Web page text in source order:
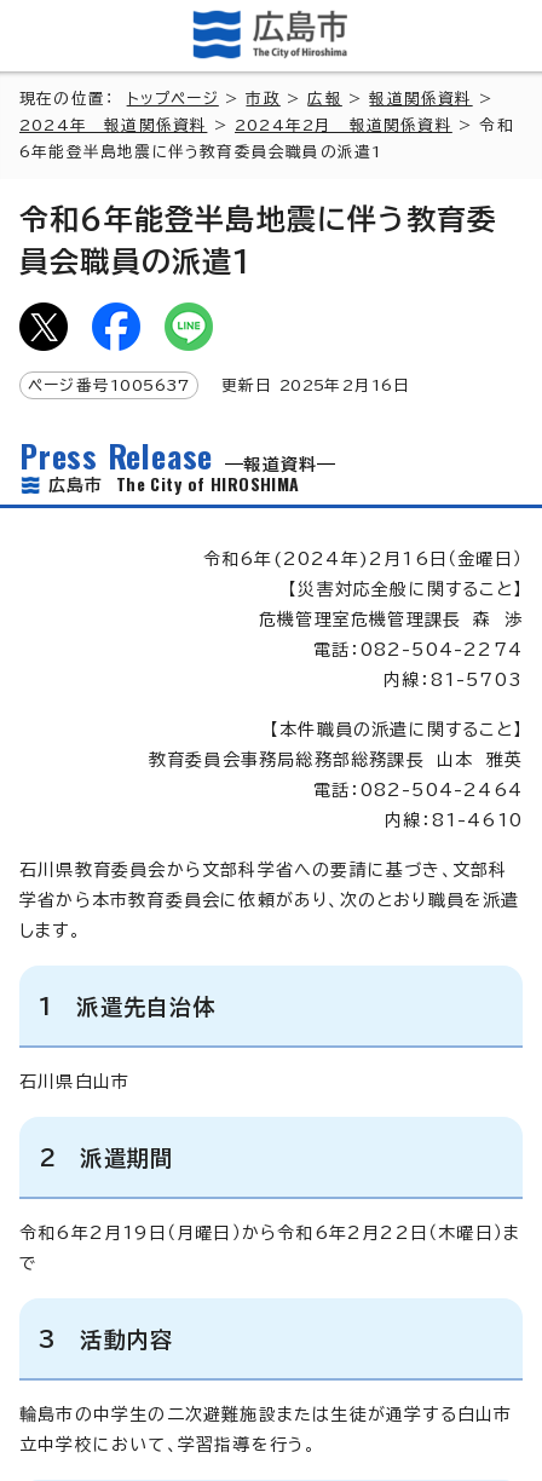
現在の位置： トップページ >市政 >広報 >報道関係資料
>
2024年 報道関係資料
> 2024年2月 報道関係資料
> 令和
6年能登半島地震に伴う教育委員会職員の派遣1
令和6年能登半島地震に伴う教育委
員会職員の派遣1
ページ番号 1005637 更新日 2025年2月 16 日
Press Release
報道資料
広島市 The City of HIROSHIMA
令和6年(2024年)2月16日（金曜日）
【災害対応全般に関すること】
危機管理室危機管理課長 森 渉
電話：082-504-2274
内線：81-5703
【本件職員の派遣に関すること】
教育委員会事務局総務部総務課長 山本 雅英
電話：082-504-2464
内線：81-4610
石川県教育委員会から文部科学省への要請に基づき、文部科
学省から本市教育委員会に依頼があり、次のとおり職員を派遣
します。
1 派遣先自治体
石川県白山市
2 派遣期間
令和6年2月19日（月曜日）から令和6年2月22日（木曜日）ま
で
3 活動内容
輪島市の中学生の二次避難施設または生徒が通学する白山市
立中学校において、学習指導を行う。